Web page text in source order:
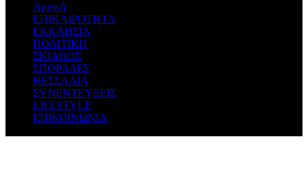
Αρχική
ΕΠΙΚΑΙΡΟΤΗΤΑ
ΕΚΚΛΗΣΙΑ
ΠΟΛΙΤΙΚΗ
ΣΚΙΑΘΟΣ
ΣΠΟΡΑΔΕΣ
ΘΕΣΣΑΛΙΑ
ΣΥΝΕΝΤΕΥΞΕΙΣ
LIFESTYLE
ΕΠΙΚΟΙΝΩΝΙΑ